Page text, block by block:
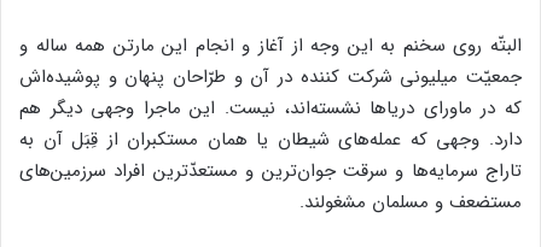
البتّه روی سخنم به این وجه از آغاز و انجام این مارتن همه ساله و
جمعیّت میلیونی شرکت کننده در آن و طرّاحان پنهان و پوشیده‌اش
که در ماورای دریاها نشسته‌اند، نیست. این ماجرا وجهی دیگر هم
دارد. وجهی که عمله‌های شیطان یا همان مستکبران از قِبَل آن به
تاراج سرمایه‌ها و سرقت جوان‌ترین و مستعدّترین افراد سرزمین‌های
مستضعف و مسلمان مشغولند.